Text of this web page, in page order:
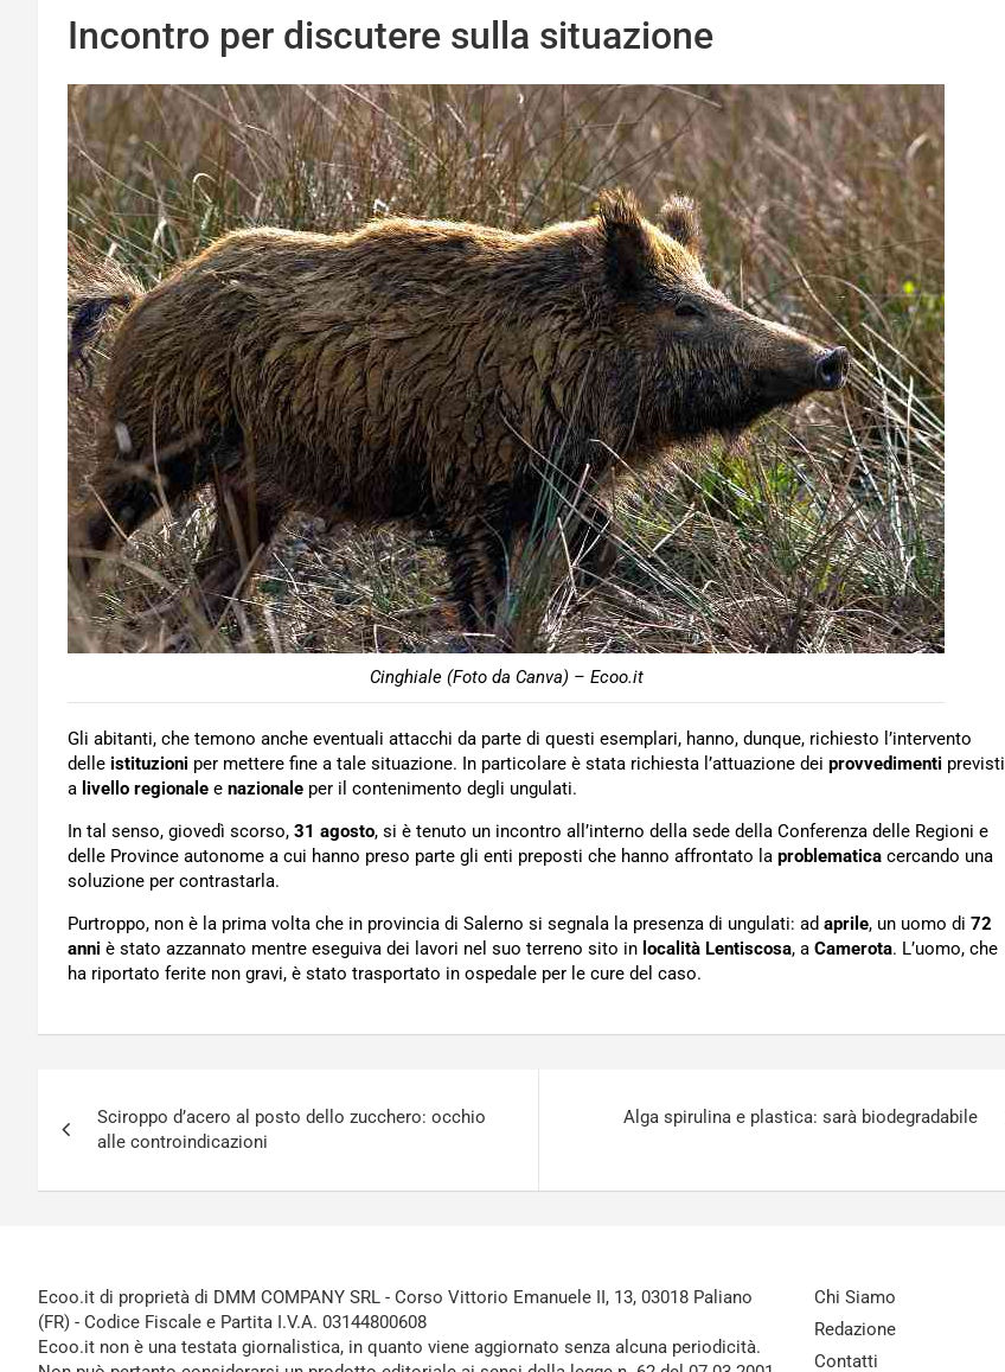
Incontro per discutere sulla situazione
Cinghiale (Foto da Canva) – Ecoo.it
Gli abitanti, che temono anche eventuali attacchi da parte di questi esemplari, hanno, dunque, richiesto l’intervento
delle istituzioni per mettere fine a tale situazione. In particolare è stata richiesta l’attuazione dei provvedimenti previsti
a livello regionale e nazionale per il contenimento degli ungulati.
In tal senso, giovedì scorso, 31 agosto, si è tenuto un incontro all’interno della sede della Conferenza delle Regioni e
delle Province autonome a cui hanno preso parte gli enti preposti che hanno affrontato la problematica cercando una
soluzione per contrastarla.
Purtroppo, non è la prima volta che in provincia di Salerno si segnala la presenza di ungulati: ad aprile, un uomo di 72
anni è stato azzannato mentre eseguiva dei lavori nel suo terreno sito in località Lentiscosa, a Camerota. L’uomo, che
ha riportato ferite non gravi, è stato trasportato in ospedale per le cure del caso.
articoli
Sciroppo d’acero al posto dello zucchero: occhio
alle controindicazioni
Alga spirulina e plastica: sarà biodegradabile
Ecoo.it di proprietà di DMM COMPANY SRL - Corso Vittorio Emanuele II, 13, 03018 Paliano
(FR) - Codice Fiscale e Partita I.V.A. 03144800608
Ecoo.it non è una testata giornalistica, in quanto viene aggiornato senza alcuna periodicità.
Chi Siamo
Redazione
Contatti